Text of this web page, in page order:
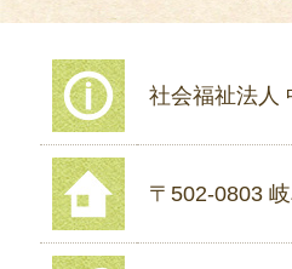
社会福祉法
〒502-0803